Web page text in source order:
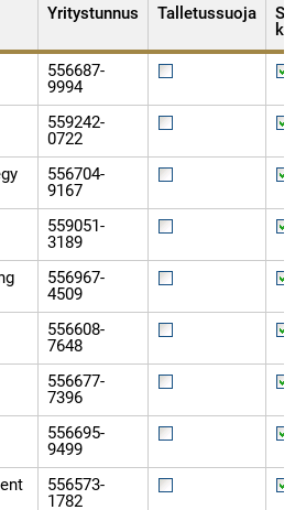
Yritystunnus Talletussuoja
556687-
9994
559242-
0722
556704-
9167
559051-
3189
556967-
4509
556608-
7648
556677-
7396
556695-
9499
556573-
1782